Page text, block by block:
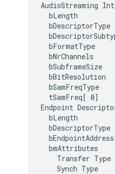
AudioStreaming
bLength
bDescriptorType
bFormatType
bNrChannels
bSubframeSize
bBitResolution
bSamFreqType
tSamFreq[ 0]
Endpoint
bLength
bDescriptorType
bmAttributes
Transfer Type
Synch Type